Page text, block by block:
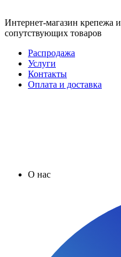
Интернет-магазин крепежа и
сопутствующих товаров
Распродажа
Услуги
Контакты
Оплата и доставка
О нас